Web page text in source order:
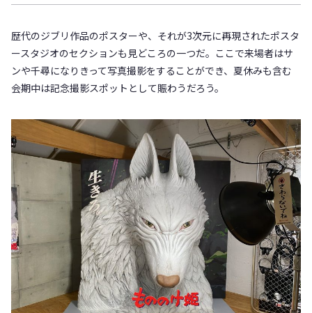
歴代のジブリ作品のポスターや、それが3次元に再現されたポスタ
ースタジオのセクションも見どころの一つだ。ここで来場者はサ
ンや千尋になりきって写真撮影をすることができ、夏休みも含む
会期中は記念撮影スポットとして賑わうだろう。